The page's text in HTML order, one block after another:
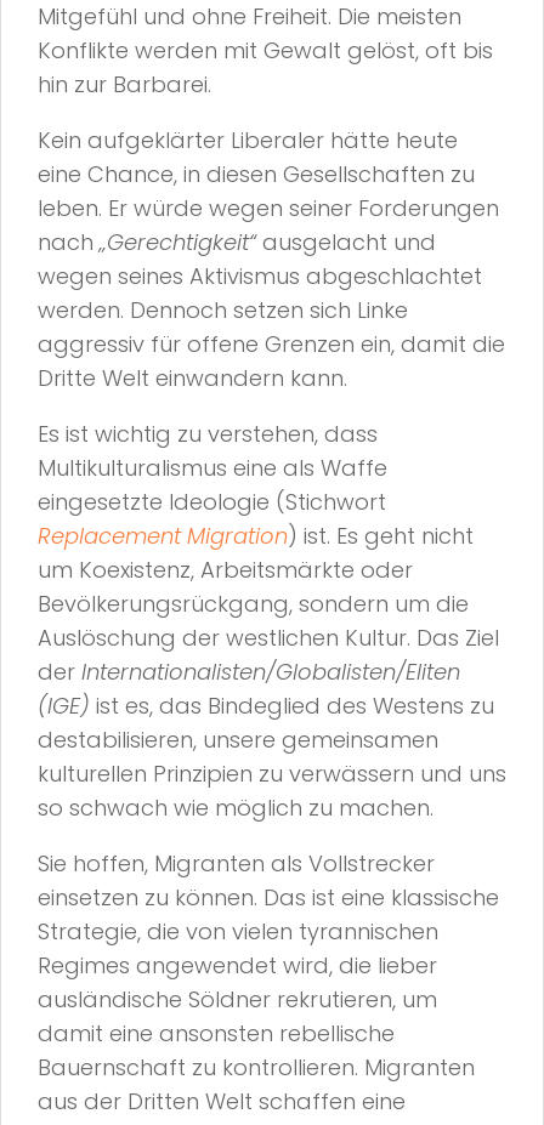
Mitgefühl und ohne Freiheit. Die meisten
Konflikte werden mit Gewalt gelöst, oft bis
hin zur Barbarei.
Kein aufgeklärter Liberaler hätte heute
eine Chance, in diesen Gesellschaften zu
leben. Er würde wegen seiner Forderungen
nach „Gerechtigkeit“ausgelacht und
wegen seines Aktivismus abgeschlachtet
werden. Dennoch setzen sich Linke
aggressiv für offene Grenzen ein, damit die
Dritte Welt einwandern kann.
Es ist wichtig zu verstehen, dass
Multikulturalismus eine als Waffe
eingesetzte Ideologie (Stichwort
Replacement Migration) ist. Es geht nicht
um Koexistenz, Arbeitsmärkte oder
Bevölkerungsrückgang, sondern um die
Auslöschung der westlichen Kultur. Das Ziel
der Internationalisten/Globalisten/Eliten
(IGE) ist es, das Bindeglied des Westens zu
destabilisieren, unsere gemeinsamen
kulturellen Prinzipien zu verwässern und uns
so schwach wie möglich zu machen.
Sie hoffen, Migranten als Vollstrecker
einsetzen zu können. Das ist eine klassische
Strategie, die von vielen tyrannischen
Regimes angewendet wird, die lieber
ausländische Söldner rekrutieren, um
damit eine ansonsten rebellische
Bauernschaft zu kontrollieren. Migranten
aus der Dritten Welt schaffen eine